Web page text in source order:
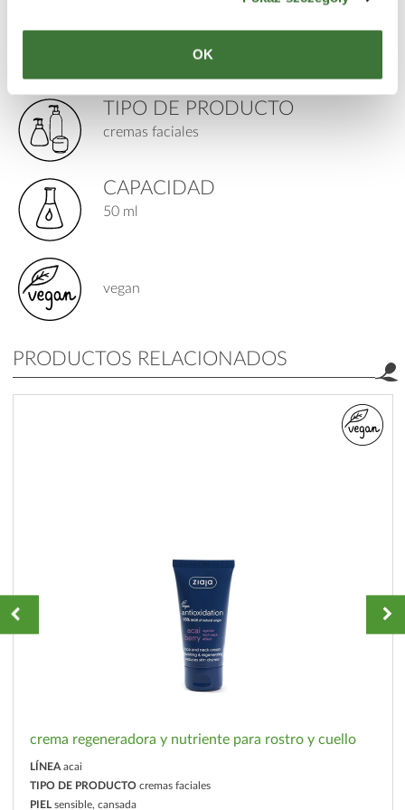
OK
PARA
TIPO DE PRODUCTO
cremas faciales
CAPACIDAD
50 ml
vegan
PRODUCTOS RELACIONADOS
crema regeneradora y nutriente para rostro y cuello
LÍNEA acai
TIPO DE PRODUCTO cremas faciales
PIEL sensible, cansada